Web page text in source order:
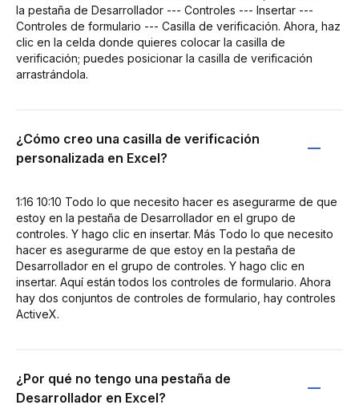
la pestaña de Desarrollador --- Controles --- Insertar ---
Controles de formulario --- Casilla de verificación. Ahora, haz
clic en la celda donde quieres colocar la casilla de
verificación; puedes posicionar la casilla de verificación
arrastrándola.
¿Cómo creo una casilla de verificación
personalizada en Excel?
1:16 10:10 Todo lo que necesito hacer es asegurarme de que
estoy en la pestaña de Desarrollador en el grupo de
controles. Y hago clic en insertar. Más Todo lo que necesito
hacer es asegurarme de que estoy en la pestaña de
Desarrollador en el grupo de controles. Y hago clic en
insertar. Aquí están todos los controles de formulario. Ahora
hay dos conjuntos de controles de formulario, hay controles
ActiveX.
¿Por qué no tengo una pestaña de
Desarrollador en Excel?